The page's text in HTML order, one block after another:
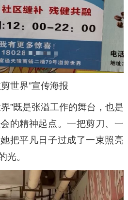
剪世界”宣传海报
”既是张溢工作的舞台，也是
的精神起点。一把剪刀、一
把平凡日子过成了一束照亮
光。